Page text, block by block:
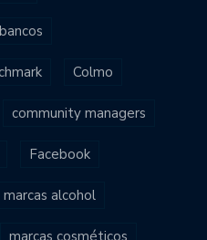
bancos
Colmo
community managers
Facebook
marcas alcohol
marcas cosméticos